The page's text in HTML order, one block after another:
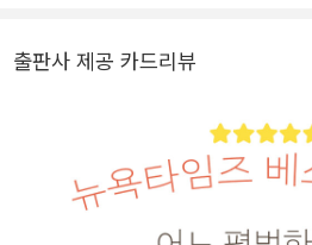
출판사 제공 카드리뷰